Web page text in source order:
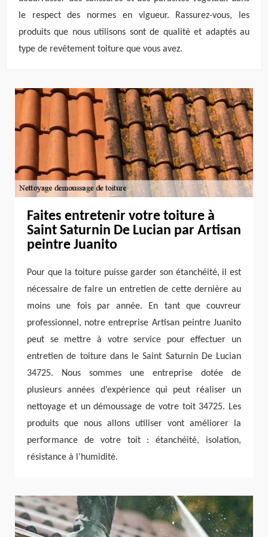
le respect des normes en vigueur. Rassurez-vous, les
produits que nous utilisons sont de qualité et adaptés au
type de revêtement toiture que vous avez.
Faites entretenir votre toiture à
Saint Saturnin De Lucian par Artisan
peintre Juanito
Pour que la toiture puisse garder son étanchéité, il est
nécessaire de faire un entretien de cette dernière au
moins une fois par année. En tant que couvreur
professionnel, notre entreprise Artisan peintre Juanito
peut se mettre à votre service pour effectuer un
entretien de toiture dans le Saint Saturnin De Lucian
34725. Nous sommes une entreprise dotée de
plusieurs années d’expérience qui peut réaliser un
nettoyage et un démoussage de votre toit 34725. Les
produits que nous allons utiliser vont améliorer la
performance de votre toit : étanchéité, isolation,
résistance à l’humidité.